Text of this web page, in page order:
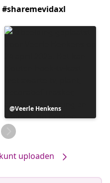
Bericht
gepubliceerd
door
Veerle Henkens
uploaden